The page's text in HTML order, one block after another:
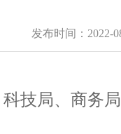
发布时间：2022-
技局、商务